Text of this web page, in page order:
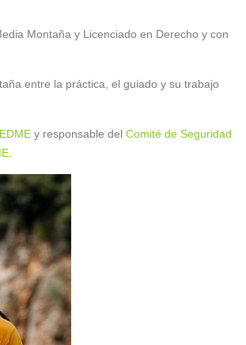
Montaña y Licenciado en Derecho y con
entre la práctica, el guiado y su trabajo
y responsable del Comité de Seguridad